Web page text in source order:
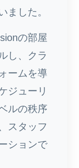
ました。
の部屋
し、クラ
ームを導
ジューリ
ルの秩序
スタッフ
ションで